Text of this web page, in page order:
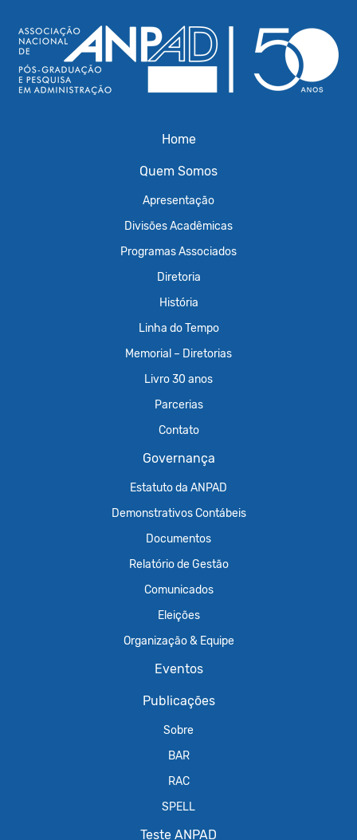
Home
Quem Somos
Apresentação
Divisões Acadêmicas
Programas Associados
Diretoria
História
Linha do Tempo
Memorial – Diretorias
Livro 30 anos
Parcerias
Contato
Governança
Estatuto da ANPAD
Demonstrativos Contábeis
Documentos
Relatório de Gestão
Comunicados
Eleições
Organização & Equipe
Eventos
Publicações
Sobre
BAR
RAC
SPELL
Teste ANPAD